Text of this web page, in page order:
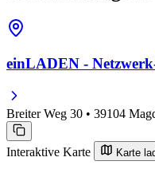
einLADEN -
Breiter Weg 30 • 39104
Interaktive Karte Karte